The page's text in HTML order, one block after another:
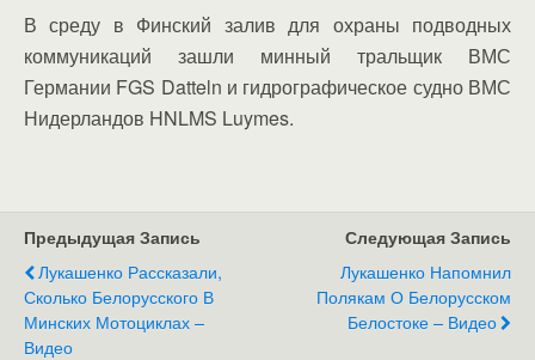
В среду в Финский залив для охраны подводных
коммуникаций зашли минный тральщик ВМС
Германии FGS Datteln и гидрографическое судно ВМС
Нидерландов HNLMS Luymes.
Предыдущая Запись
Лукашенко Рассказали,
Сколько Белорусского В
Минских Мотоциклах –
Видео
Следующая Запись
Лукашенко Напомнил
Полякам О Белорусском
Белостоке – Видео